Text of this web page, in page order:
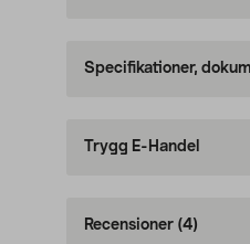
Specifikationer,
Trygg E-Handel
Recensioner (4)